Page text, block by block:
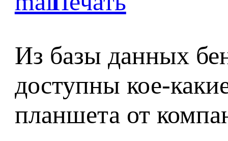
Из базы данных
доступны кое-
планшета от